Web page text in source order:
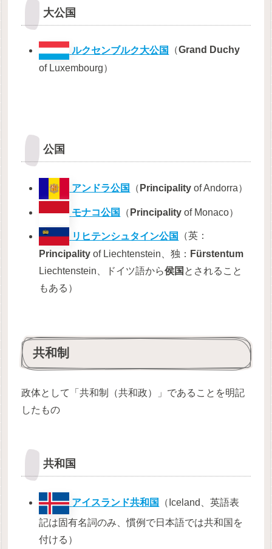
大公国
ルクセンブルク大公国 （Grand Duchy
of Luxembourg）
公国
アンドラ公国 （ Principality of Andorra）
モナコ公国 （ Principality of Monaco）
リヒテンシュタイン公国
（英：
Principality of Liechtenstein、独： Fürstentum
Liechtenstein、ドイツ語から侯国 とされること
もある）
共和制
政体として「共和制（共和政）」であることを明記
したもの
共和国
アイスランド共和国
（Iceland、英語表
記は固有名詞のみ、慣例で日本語では共和国を
付ける）